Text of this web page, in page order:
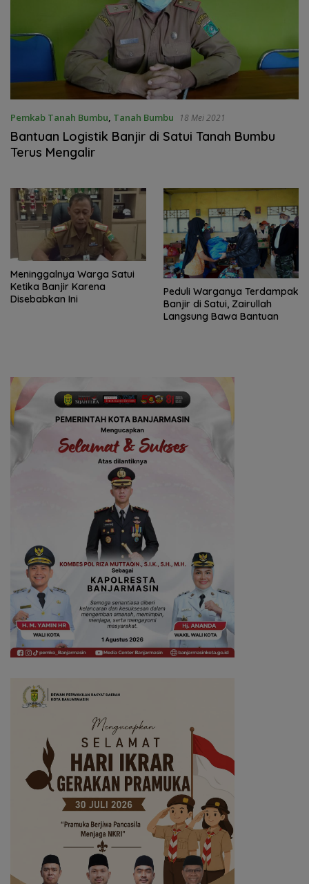
Pemkab Tanah Bumbu, Tanah Bumbu 18 Mei 2021
Bantuan Logistik Banjir di Satui Tanah Bumbu
Terus Mengalir
Meninggalnya Warga Satui
Ketika Banjir Karena
Disebabkan Ini
Peduli Warganya Terdampak
Banjir di Satui, Zairullah
Langsung Bawa Bantuan